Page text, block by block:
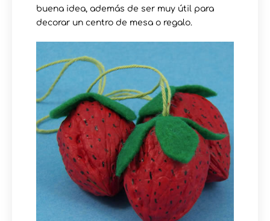
buena idea, además de ser muy útil para
decorar un centro de mesa o regalo.